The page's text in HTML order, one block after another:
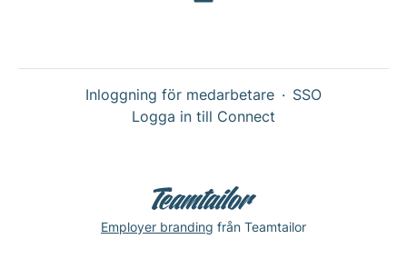
Inloggning för medarbetare · SSO
Logga in till Connect
Employer branding från Teamtailor